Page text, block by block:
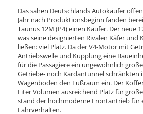
Das sahen Deutschlands Autokäufer
Jahr nach Produktionsbeginn fanden
Taunus 12M (P4) einen Käufer. Der neue
was seine designierten Rivalen Käfer und
ließen: viel Platz. Da der V4-Motor mit
Antriebswelle und Kupplung eine
für die Passagiere ein ungewöhnlich
Getriebe- noch Kardantunnel schränkten
Wagenboden den Fußraum ein. Der
Liter Volumen ausreichend Platz für
stand der hochmoderne Frontantrieb für
Fahrverhalten.